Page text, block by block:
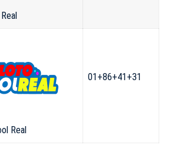
Real
01+86+41+31